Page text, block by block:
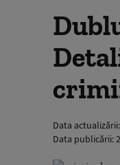
Data actualizării:
Data publicării: